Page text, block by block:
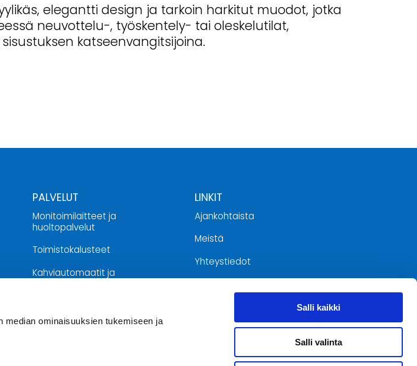
median ominaisuuksien tukemiseen ja
Salli kaikki
Salli valinta
elegantti design ja tarkoin harkitut muodot, jotka
neuvottelu-, työskentely- tai oleskelutilat,
katseenvangitsijoina.
PALVELUT
Monitoimilaitteet ja
huoltopalvelut
Toimistokalusteet
Kahviautomaatit ja
LINKIT
Ajankohtaista
Meistä
Yhteystiedot